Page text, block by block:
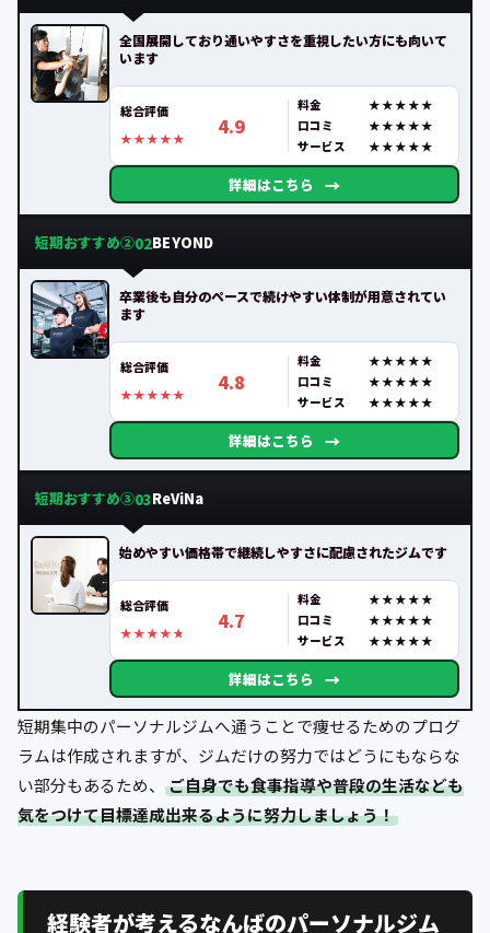
全国展開しており通いやすさを重視したい方にも向いて
います
総合評価
4.9
料金
口コミ
サービス
詳細はこちら →
短期おすすめ②02BEYOND
卒業後も自分のペースで続けやすい体制が用意されてい
ます
総合評価
4.8
料金
口コミ
サービス
詳細はこちら →
短期おすすめ③03ReViNa
始めやすい価格帯で継続しやすさに配慮されたジムです
総合評価
4.7
料金
口コミ
サービス
詳細はこちら →
短期集中のパーソナルジムへ通うことで痩せるためのプログ
ラムは作成されますが、ジムだけの努力ではどうにもならな
い部分もあるため、
ご自身でも食事指導や普段の生活なども
気をつけて目標達成出来るように努力しましょう！
経験者が考えるなんばのパーソナルジム